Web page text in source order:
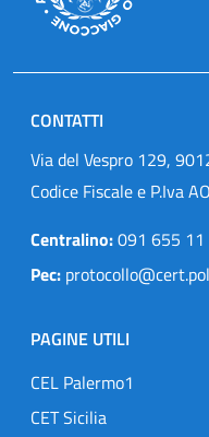
CONTATTI
Via del Vespro 129,
Codice Fiscale e P.Iva
Centralino:091 655 11
Pec:
PAGINE UTILI
CEL Palermo1
CET Sicilia